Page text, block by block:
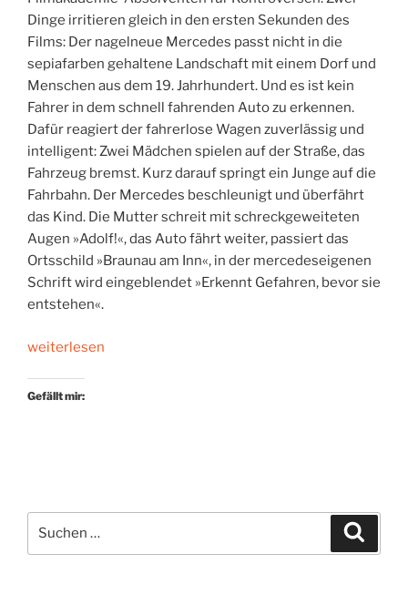
Dinge irritieren gleich in den ersten Sekunden des
Films: Der nagelneue Mercedes passt nicht in die
sepiafarben gehaltene Landschaft mit einem Dorf und
Menschen aus dem 19. Jahrhundert. Und es ist kein
Fahrer in dem schnell fahrenden Auto zu erkennen.
Dafür reagiert der fahrerlose Wagen zuverlässig und
intelligent: Zwei Mädchen spielen auf der Straße, das
Fahrzeug bremst. Kurz darauf springt ein Junge auf die
Fahrbahn. Der Mercedes beschleunigt und überfährt
das Kind. Die Mutter schreit mit schreckgeweiteten
Augen »Adolf!«, das Auto fährt weiter, passiert das
Ortsschild »Braunau am Inn«, in der mercedeseigenen
Schrift wird eingeblendet »Erkennt Gefahren, bevor sie
entstehen«.
„Es
alles
weiterlesen
Gefällt mir:
nach: